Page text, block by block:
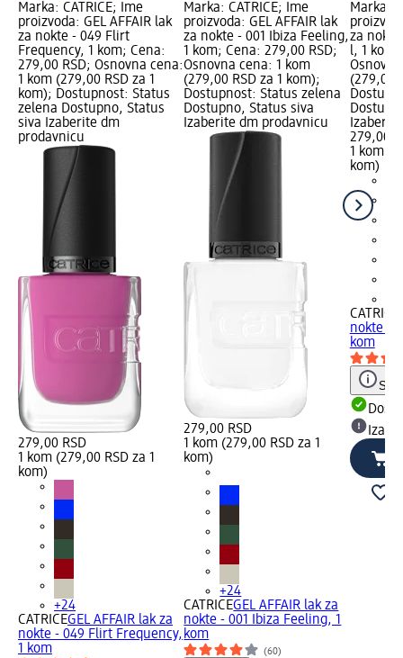
Marka: CATRICE; Ime
proizvoda: GEL AFFAIR lak
za nokte - 049 Flirt
Frequency, 1 kom; Cena:
279,00 RSD; Osnovna cena:
1 kom (279,00 RSD za 1
kom); Dostupnost: Status
zelena Dostupno, Status
siva Izaberite dm
prodavnicu
279,00 RSD
1 kom (279,00 RSD za 1
kom)
+24
CATRICEGEL AFFAIR lak za
nokte - 049 Flirt Frequency,
1 kom
Marka: CATRICE; Ime
proizvoda: GEL AFFAIR lak
za nokte - 001 Ibiza Feeling,
1 kom; Cena: 279,00 RSD;
Osnovna cena: 1 kom
(279,00 RSD za 1 kom);
Dostupnost: Status zelena
Dostupno, Status siva
Izaberite dm prodavnicu
279,00 RSD
1 kom (279,00 RSD za 1
kom)
+24
CATRICEGEL AFFAIR lak za
nokte - 001 Ibiza Feeling, 1
kom
(60)
Marka:
za nokte
l, 1 kom;
(279,00
279,00
1 kom
kom)
CATRICE
nokte -
kom